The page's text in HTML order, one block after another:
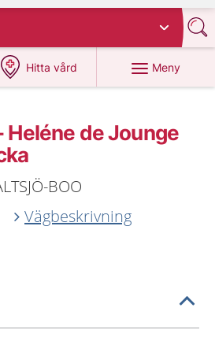
Hitta vård
på 1177.se
Meny
Heléne de Jounge
BOO
Vägbeskrivning